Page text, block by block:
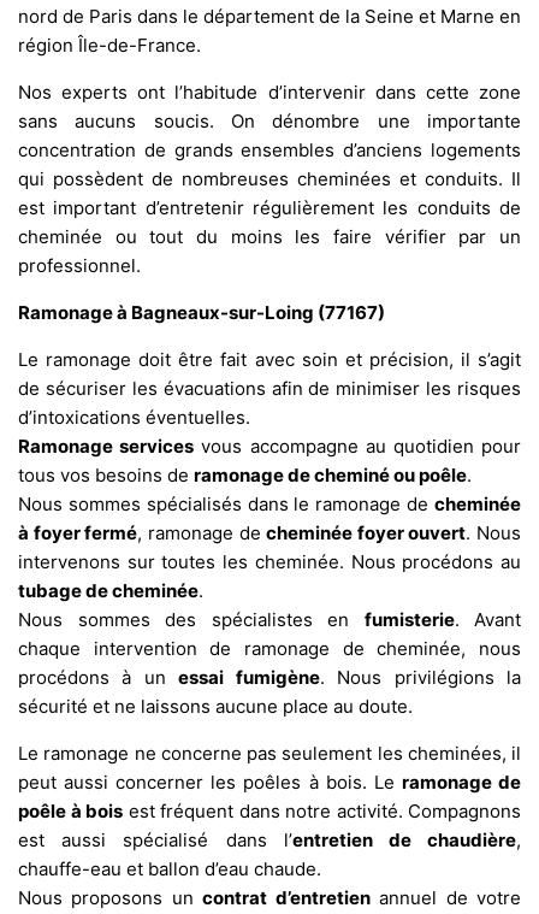
nord de Paris dans le département de la Seine et Marne en
région Île-de-France.
Nos experts ont l’habitude d’intervenir dans cette zone
sans aucuns soucis. On dénombre une importante
concentration de grands ensembles d’anciens logements
qui possèdent de nombreuses cheminées et conduits. Il
est important d’entretenir régulièrement les conduits de
cheminée ou tout du moins les faire vérifier par un
professionnel.
Ramonage à Bagneaux-sur-Loing (77167)
Le ramonage doit être fait avec soin et précision, il s’agit
de sécuriser les évacuations afin de minimiser les risques
d’intoxications éventuelles.
Ramonage services vous accompagne au quotidien pour
tous vos besoins de ramonage de cheminé ou poêle.
Nous sommes spécialisés dans le ramonage de cheminée
à foyer fermé, ramonage decheminée foyer ouvert. Nous
intervenons sur toutes les cheminée. Nous procédons au
tubage de cheminée.
Nous sommes des spécialistes en fumisterie. Avant
chaque intervention de ramonage de cheminée, nous
procédons à unessai fumigène. Nous privilégions la
sécurité et ne laissons aucune place au doute.
Le ramonage ne concerne pas seulement les cheminées, il
peut aussi concerner les poêles à bois. Le ramonage de
poêle à bois est fréquent dans notre activité. Compagnons
est aussi spécialisé dans l’entretien de chaudière,
chauffe-eau et ballon d’eau chaude.
Nous proposons uncontrat d’entretienannuel de votre